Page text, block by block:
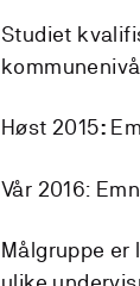
Studiet
Høst 2015:
Vår 2016:
Målgruppe